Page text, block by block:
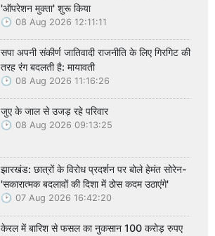
'ऑपरेशन मुक्ता' शुरू किया
08 Aug 2026 12:11:11
सपा अपनी संकीर्ण जातिवादी राजनीति के लिए गिरगिट की
तरह रंग बदलती है: मायावती
08 Aug 2026 11:16:26
जुए के जाल से उजड़ रहे परिवार
08 Aug 2026 09:13:25
झारखंड: छात्रों के विरोध प्रदर्शन पर बोले हेमंत सोरेन-
'सकारात्मक बदलावों की दिशा में ठोस कदम उठाएंगे'
07 Aug 2026 16:42:20
केरल में बारिश से फसल का नुकसान 100 करोड़ रुपए